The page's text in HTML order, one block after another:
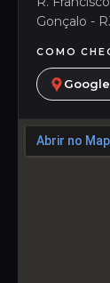
Gonçalo -
COMO